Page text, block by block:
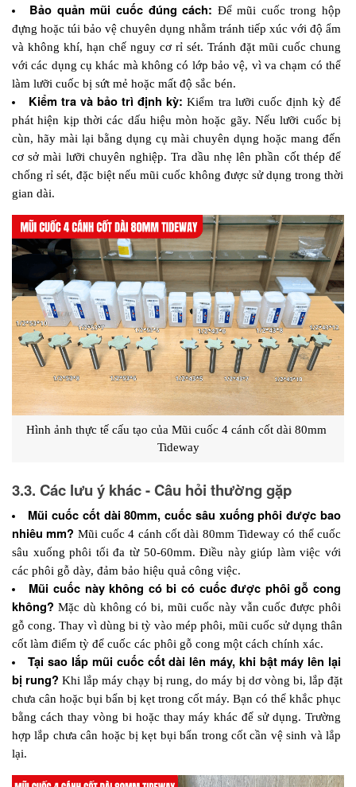
Bảo quản mũi cuốc đúng cách: Để mũi cuốc trong hộp
đựng hoặc túi bảo vệ chuyên dụng nhằm tránh tiếp xúc với độ ẩm
và không khí, hạn chế nguy cơ rỉ sét. Tránh đặt mũi cuốc chung
với các dụng cụ khác mà không có lớp bảo vệ, vì va chạm có thể
làm lưỡi cuốc bị sứt mẻ hoặc mất độ sắc bén.
Kiểm tra và bảo trì định kỳ: Kiểm tra lưỡi cuốc định kỳ để
phát hiện kịp thời các dấu hiệu mòn hoặc gãy. Nếu lưỡi cuốc bị
cùn, hãy mài lại bằng dụng cụ mài chuyên dụng hoặc mang đến
cơ sở mài lưỡi chuyên nghiệp. Tra dầu nhẹ lên phần cốt thép để
chống rỉ sét, đặc biệt nếu mũi cuốc không được sử dụng trong thời
gian dài.
Hình ảnh thực tế cấu tạo của Mũi cuốc 4 cánh cốt dài 80mm
Tideway
3.3. Các lưu ý khác - Câu hỏi thường gặp
Mũi cuốc cốt dài 80mm, cuốc sâu xuống phôi được bao
nhiêu mm? Mũi cuốc 4 cánh cốt dài 80mm Tideway có thể cuốc
sâu xuống phôi tối đa từ 50-60mm. Điều này giúp làm việc với
các phôi gỗ dày, đảm bảo hiệu quả công việc.
Mũi cuốc này không có bi có cuốc được phôi gỗ cong
không? Mặc dù không có bi, mũi cuốc này vẫn cuốc được phôi
gỗ cong. Thay vì dùng bi tỳ vào mép phôi, mũi cuốc sử dụng thân
cốt làm điểm tỳ để cuốc các phôi gỗ cong một cách chính xác.
Tại sao lắp mũi cuốc cốt dài lên máy, khi bật máy lên lại
bị rung? Khi lắp máy chạy bị rung, do máy bị dơ vòng bi, lắp đặt
chưa cân hoặc bụi bẩn bị kẹt trong cốt máy. Bạn có thể khắc phục
bằng cách thay vòng bi hoặc thay máy khác để sử dụng. Trường
hợp lắp chưa cân hoặc bị kẹt bụi bẩn trong cốt cần vệ sinh và lắp
lại.